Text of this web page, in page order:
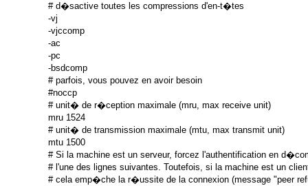
# d�sactive toutes les compressions d'en-t�tes
-vj
-vjccomp
-ac
-pc
-bsdcomp
# parfois, vous pouvez en avoir besoin
#noccp
# unit� de r�ception maximale (mru, max receive unit)
mru 1524
# unit� de transmission maximale (mtu, max transmit unit)
mtu 1500
# Si la machine est un serveur, forcez l'authentification en
# l'une des lignes suivantes. Toutefois, si la machine est un
# cela emp�che la r�ussite de la connexion (message "peer